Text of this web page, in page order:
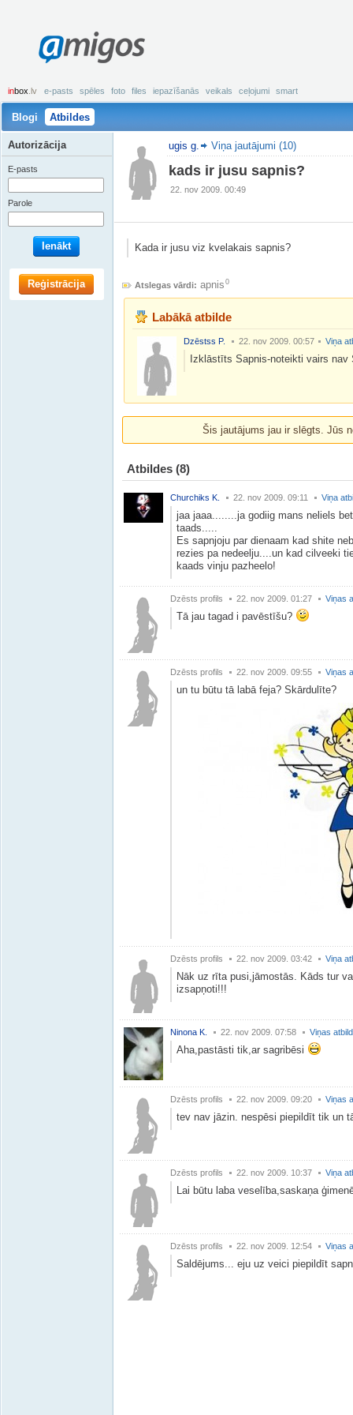
amigos
inbox .lv e-pasts spēles foto files iepazīšanās veikals ceļojumi smart
Blogi Atbildes
ugis g. Viņa jautājumi (10)
kads ir jusu sapnis?
22. nov 2009. 00:49
Kada ir jusu viz kvelakais sapnis?
Atslegas vārdi: apnis 0
Labākā atbilde
Dzēstss P. 22. nov 2009. 00:57 Viņa
Izklāstīts Sapnis-noteikti vairs nav
Šis jautājums jau ir slēgts. Jūs
Atbildes (8)
Churchiks K. 22. nov 2009. 09:11 Viņa
jaa jaaa........ja godiig mans neliels
taads.....
Es sapnjoju par dienaam kad shite
rezies pa nedeelju....un kad cilveeki
kaads vinju pazheelo!
Dzēsts profils 22. nov 2009. 01:27 Viņas
Tā jau tagad i pavēstīšu?
Dzēsts profils 22. nov 2009. 09:55 Viņas
un tu būtu tā labā feja? Skārdulīte?
Dzēsts profils 22. nov 2009. 03:42 Viņa
Nāk uz rīta pusi,jāmostās. Kāds tur
izsapņoti!!!
Ninona K. 22. nov 2009. 07:58 Viņas
Aha,pastāsti tik,ar sagribēsi
Dzēsts profils 22. nov 2009. 09:20 Viņas
tev nav jāzin. nespēsi piepildīt tik un
Dzēsts profils 22. nov 2009. 10:37 Viņa
Lai būtu laba veselība,saskaņa
Dzēsts profils 22. nov 2009. 12:54 Viņas
Saldējums... eju uz veici piepildīt
Autorizācija
E-pasts
Parole
Ienākt
Reģistrācija